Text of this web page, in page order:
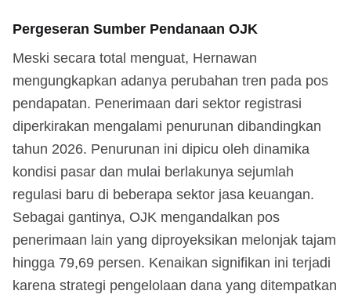
Pergeseran Sumber Pendanaan OJK
Meski secara total menguat, Hernawan
mengungkapkan adanya perubahan tren pada pos
pendapatan. Penerimaan dari sektor registrasi
diperkirakan mengalami penurunan dibandingkan
tahun 2026. Penurunan ini dipicu oleh dinamika
kondisi pasar dan mulai berlakunya sejumlah
regulasi baru di beberapa sektor jasa keuangan.
Sebagai gantinya, OJK mengandalkan pos
penerimaan lain yang diproyeksikan melonjak tajam
hingga 79,69 persen. Kenaikan signifikan ini terjadi
karena strategi pengelolaan dana yang ditempatkan